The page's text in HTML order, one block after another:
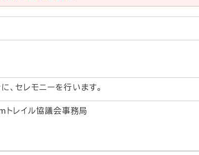
、セレモニーを行います。
トレイル協議会事務局